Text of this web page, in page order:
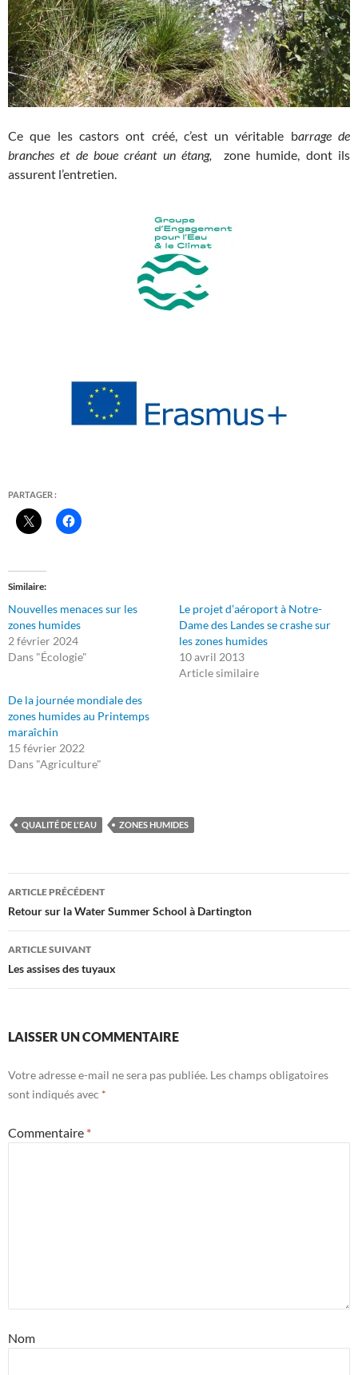
Ce que les castors ont créé, c’est un véritable barrage de
branches et de boue créant un étang, zone humide, dont ils
assurent l’entretien.
PARTAGER :
Similaire
Nouvelles menaces sur les
zones humides
2 février 2024
Dans "Écologie"
Le projet d’aéroport à Notre-
Dame des Landes se crashe sur
les zones humides
10 avril 2013
Article similaire
De la journée mondiale des
zones humides au Printemps
maraîchin
15 février 2022
Dans "Agriculture"
QUALITÉ DE L'EAU ZONES HUMIDES
Navigation
des
articles
ARTICLE PRÉCÉDENT
Retour sur la Water Summer School à Dartington
ARTICLE SUIVANT
Les assises des tuyaux
LAISSER UN COMMENTAIRE
Votre adresse e-mail ne sera pas publiée. Les champs obligatoires
sont indiqués avec *
Commentaire *
Nom